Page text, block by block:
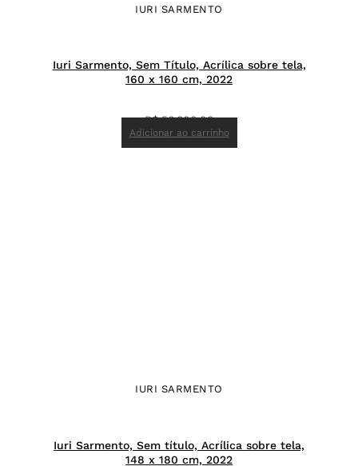
IURI SARMENTO
Iuri Sarmento, Sem Título, Acrílica sobre tela,
160 x 160 cm, 2022
R$56.800,00
Adicionar ao carrinho
IURI SARMENTO
Iuri Sarmento, Sem título, Acrílica sobre tela,
148 x 180 cm, 2022